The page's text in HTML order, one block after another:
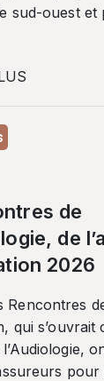
sud-ouest et
de
de
2026
Rencontres
qui s’ouvrait
pour